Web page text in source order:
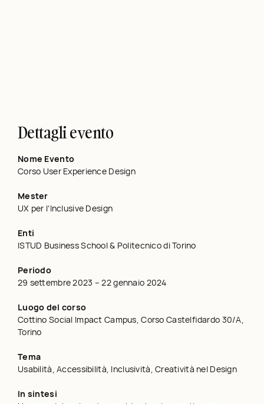
Dettagli evento
Nome Evento
Corso User Experience Design
Mester
UX per l’Inclusive Design
Enti
ISTUD Business School & Politecnico di Torino
Periodo
29 settembre 2023 – 22 gennaio 2024
Luogo del corso
Cottino Social Impact Campus, Corso Castelfidardo 30/A,
Torino
Tema
Usabilità, Accessibilità, Inclusività, Creatività nel Design
In sintesi